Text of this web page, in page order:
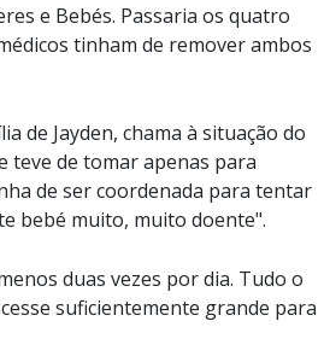
e Bebés. Passaria os quatro
tinham de remover ambos
de Jayden, chama à situação do
teve de tomar apenas para
de ser coordenada para tentar
bebé muito, muito doente".
duas vezes por dia. Tudo o
suficientemente grande para